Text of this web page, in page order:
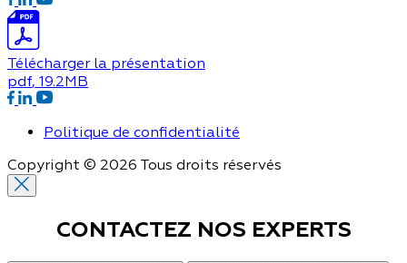
Télécharger la présentation
pdf, 19.2MB
Politique de confidentialité
Copyright © 2026 Tous droits réservés
CONTACTEZ NOS EXPERTS